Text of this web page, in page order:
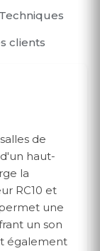
clients
de
haut-
la
RC10 et
une
un son
également